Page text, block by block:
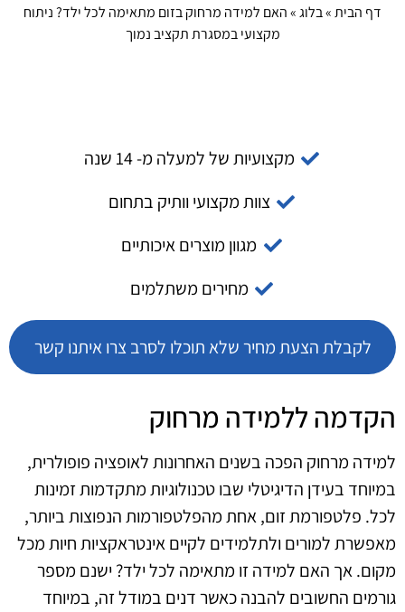
דף הבית»בלוג»האם למידה מרחוק בזום מתאימה לכל ילד? ניתוח
מקצועי במסגרת תקציב נמוך
מקצועיות של למעלה מ- 14 שנה
צוות מקצועי וותיק בתחום
מגוון מוצרים איכותיים
מחירים משתלמים
לקבלת הצעת מחיר שלא תוכלו לסרב צרו איתנו קשר
הקדמה ללמידה מרחוק
למידה מרחוק הפכה בשנים האחרונות לאופציה פופולרית,
במיוחד בעידן הדיגיטלי שבו טכנולוגיות מתקדמות זמינות
לכל. פלטפורמת זום, אחת מהפלטפורמות הנפוצות ביותר,
מאפשרת למורים ולתלמידים לקיים אינטראקציות חיות מכל
מקום. אך האם למידה זו מתאימה לכל ילד? ישנם מספר
גורמים החשובים להבנה כאשר דנים במודל זה, במיוחד